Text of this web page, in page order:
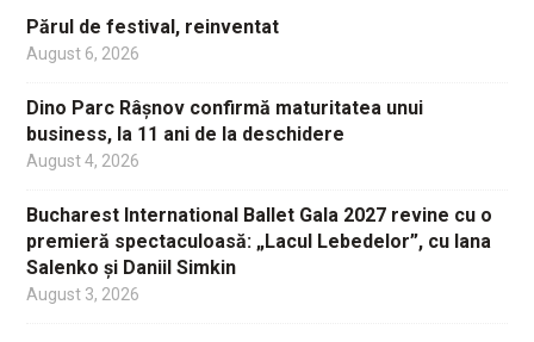
Părul de festival, reinventat
August 6, 2026
Dino Parc Râșnov confirmă maturitatea unui
business, la 11 ani de la deschidere
August 4, 2026
Bucharest International Ballet Gala 2027 revine cu o
premieră spectaculoasă: „Lacul Lebedelor”, cu Iana
Salenko și Daniil Simkin
August 3, 2026